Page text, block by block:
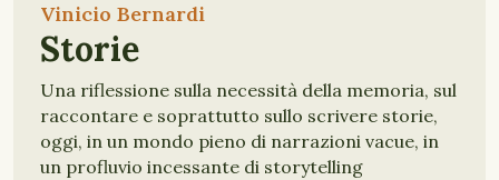
Vinicio Bernardi
Storie
Una riflessione sulla necessità della memoria, sul
raccontare e soprattutto sullo scrivere storie,
oggi, in un mondo pieno di narrazioni vacue, in
un profluvio incessante di storytelling